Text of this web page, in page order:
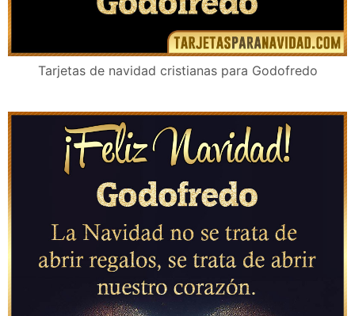
Tarjetas de navidad cristianas para Godofredo